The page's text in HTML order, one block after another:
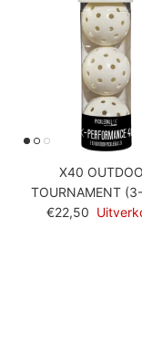
X40
TOURNAMENT
Reguliere prijs
€22,50